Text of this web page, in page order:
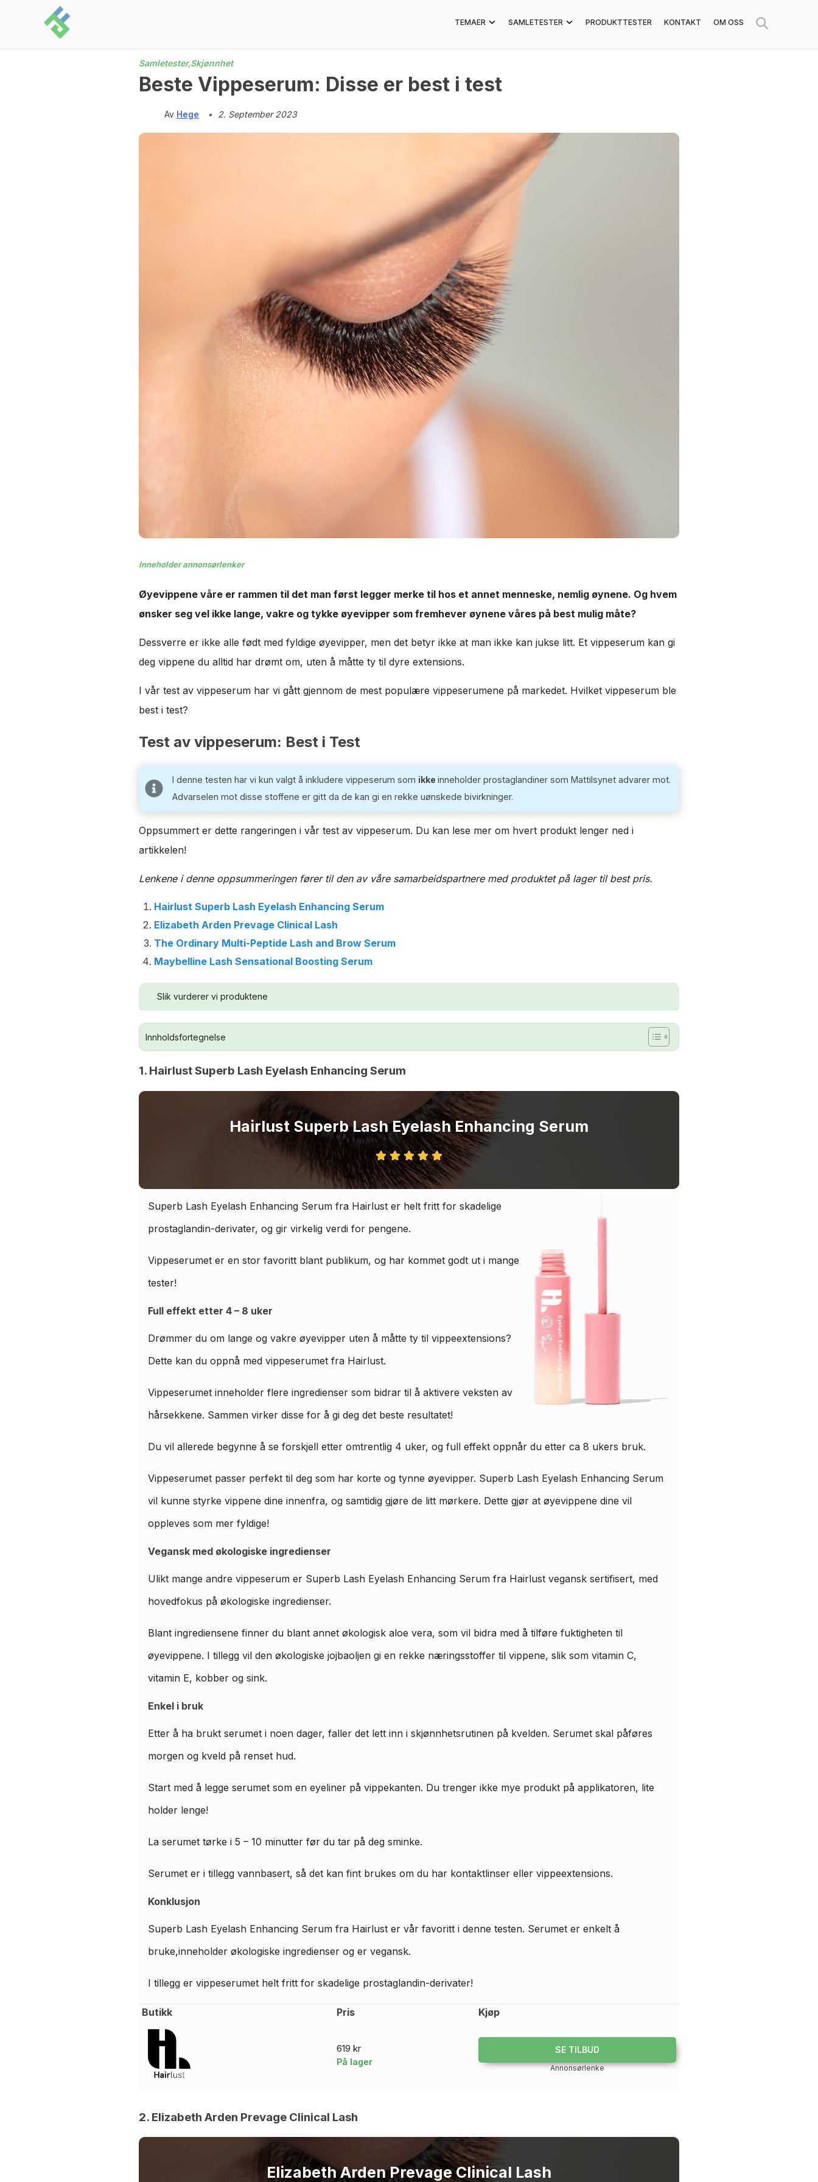
TEMAER SAMLETESTER PRODUKTTESTER KONTAKT OM OSS
Samletester,Skjønnhet
Beste Vippeserum: Disse er best i test
Av Hege • 2. September 2023
Inneholder annonsørlenker
Øyevippene våre er rammen til det man først legger merke til hos et annet menneske, nemlig øynene. Og hvem
ønsker seg vel ikke lange, vakre og tykke øyevipper som fremhever øynene våres på best mulig måte?
Dessverre er ikke alle født med fyldige øyevipper, men det betyr ikke at man ikke kan jukse litt. Et vippeserum kan gi
deg vippene du alltid har drømt om, uten å måtte ty til dyre extensions.
I vår test av vippeserum har vi gått gjennom de mest populære vippeserumene på markedet. Hvilket vippeserum ble
best i test?
Test av vippeserum: Best i Test
I denne testen har vi kun valgt å inkludere vippeserum som ikke inneholder prostaglandiner som Mattilsynet advarer mot.
Advarselen mot disse stoffene er gitt da de kan gi en rekke uønskede bivirkninger.
Oppsummert er dette rangeringen i vår test av vippeserum. Du kan lese mer om hvert produkt lenger ned i
artikkelen!
Lenkene i denne oppsummeringen fører til den av våre samarbeidspartnere med produktet på lager til best pris.
Hairlust Superb Lash Eyelash Enhancing Serum
Elizabeth Arden Prevage Clinical Lash
The Ordinary Multi-Peptide Lash and Brow Serum
Maybelline Lash Sensational Boosting Serum
Slik vurderer vi produktene
Innholdsfortegnelse
1. Hairlust Superb Lash Eyelash Enhancing Serum
Hairlust Superb Lash Eyelash Enhancing Serum
Superb Lash Eyelash Enhancing Serum fra Hairlust er helt fritt for skadelige
prostaglandin-derivater, og gir virkelig verdi for pengene.
Vippeserumet er en stor favoritt blant publikum, og har kommet godt ut i mange
tester!
Full effekt etter 4 – 8 uker
Drømmer du om lange og vakre øyevipper uten å måtte ty til vippeextensions?
Dette kan du oppnå med vippeserumet fra Hairlust.
Vippeserumet inneholder flere ingredienser som bidrar til å aktivere veksten av
hårsekkene. Sammen virker disse for å gi deg det beste resultatet!
Du vil allerede begynne å se forskjell etter omtrentlig 4 uker, og full effekt oppnår du etter ca 8 ukers bruk.
Vippeserumet passer perfekt til deg som har korte og tynne øyevipper. Superb Lash Eyelash Enhancing Serum
vil kunne styrke vippene dine innenfra, og samtidig gjøre de litt mørkere. Dette gjør at øyevippene dine vil
oppleves som mer fyldige!
Vegansk med økologiske ingredienser
Ulikt mange andre vippeserum er Superb Lash Eyelash Enhancing Serum fra Hairlust vegansk sertifisert, med
hovedfokus på økologiske ingredienser.
Blant ingrediensene finner du blant annet økologisk aloe vera, som vil bidra med å tilføre fuktigheten til
øyevippene. I tillegg vil den økologiske jojbaoljen gi en rekke næringsstoffer til vippene, slik som vitamin C,
vitamin E, kobber og sink.
Enkel i bruk
Etter å ha brukt serumet i noen dager, faller det lett inn i skjønnhetsrutinen på kvelden. Serumet skal påføres
morgen og kveld på renset hud.
Start med å legge serumet som en eyeliner på vippekanten. Du trenger ikke mye produkt på applikatoren, lite
holder lenge!
La serumet tørke i 5 – 10 minutter før du tar på deg sminke.
Serumet er i tillegg vannbasert, så det kan fint brukes om du har kontaktlinser eller vippeextensions.
Konklusjon
Superb Lash Eyelash Enhancing Serum fra Hairlust er vår favoritt i denne testen. Serumet er enkelt å
bruke,inneholder økologiske ingredienser og er vegansk.
I tillegg er vippeserumet helt fritt for skadelige prostaglandin-derivater!
Butikk Pris Kjøp
619 kr
På lager
SE TILBUD
Annonsørlenke
2. Elizabeth Arden Prevage Clinical Lash
Elizabeth Arden Prevage Clinical Lash